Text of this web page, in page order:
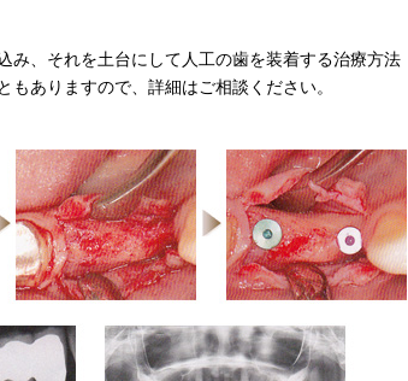
み、それを土台にして人工の歯を装着する治療方法
ありますので、詳細はご相談ください。